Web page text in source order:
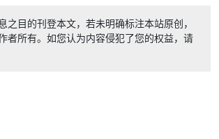
之目的刊登本文，若未明确标注本站原创，
者所有。如您认为内容侵犯了您的权益，请